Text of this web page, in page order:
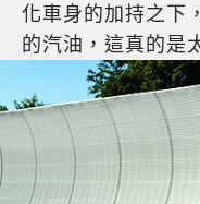
化車身的加持之下
的汽油，這真的是